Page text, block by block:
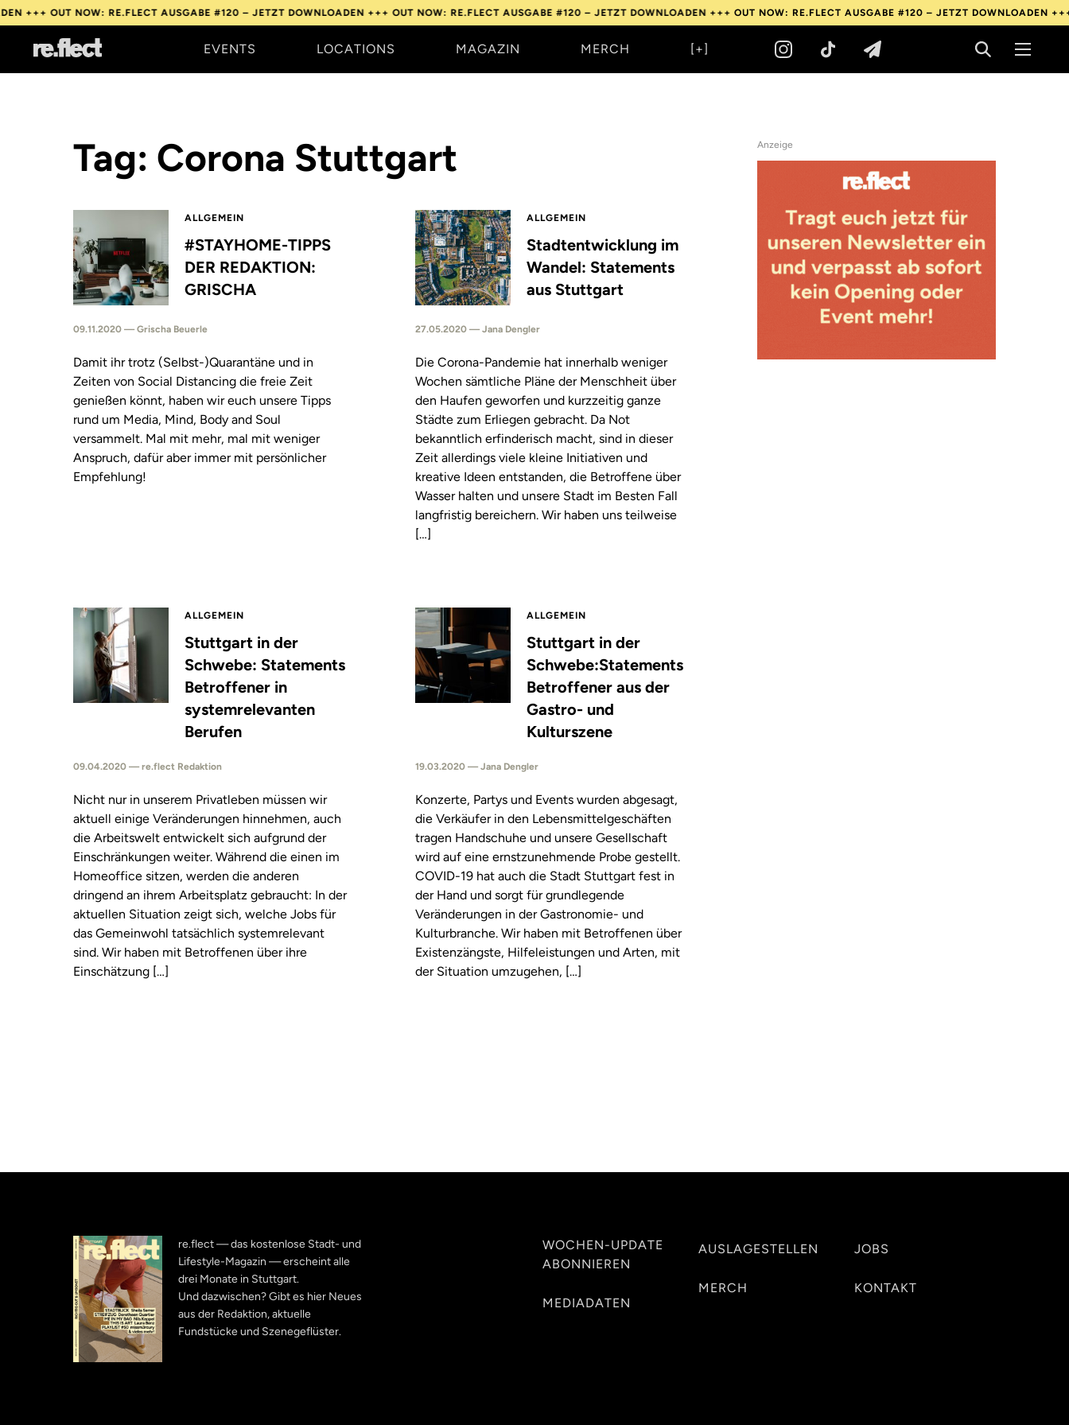
+++ OUT NOW: RE.FLECT AUSGABE #120 – JETZT DOWNLOADEN +++ OUT NOW: RE.FLECT AUSGABE #120 – JETZT DOWNLOADEN +++ OUT NOW: RE.FLECT AUSGABE #120 – JETZT DOWNLOADEN +++
EVENTS LOCATIONS MAGAZIN MERCH [+]
Tag: Corona Stuttgart
ALLGEMEIN
#STAYHOME-TIPPS
DER REDAKTION:
GRISCHA
09.11.2020 — Grischa Beuerle
Damit ihr trotz (Selbst-)Quarantäne und in
Zeiten von Social Distancing die freie Zeit
genießen könnt, haben wir euch unsere Tipps
rund um Media, Mind, Body and Soul
versammelt. Mal mit mehr, mal mit weniger
Anspruch, dafür aber immer mit persönlicher
Empfehlung!
ALLGEMEIN
Stadtentwicklung im
Wandel: Statements
aus Stuttgart
27.05.2020 — Jana Dengler
Die Corona-Pandemie hat innerhalb weniger
Wochen sämtliche Pläne der Menschheit über
den Haufen geworfen und kurzzeitig ganze
Städte zum Erliegen gebracht. Da Not
bekanntlich erfinderisch macht, sind in dieser
Zeit allerdings viele kleine Initiativen und
kreative Ideen entstanden, die Betroffene über
Wasser halten und unsere Stadt im Besten Fall
langfristig bereichern. Wir haben uns teilweise
[…]
ALLGEMEIN
Stuttgart in der
Schwebe: Statements
Betroffener in
systemrelevanten
Berufen
09.04.2020 — re.flect Redaktion
Nicht nur in unserem Privatleben müssen wir
aktuell einige Veränderungen hinnehmen, auch
die Arbeitswelt entwickelt sich aufgrund der
Einschränkungen weiter. Während die einen im
Homeoffice sitzen, werden die anderen
dringend an ihrem Arbeitsplatz gebraucht: In der
aktuellen Situation zeigt sich, welche Jobs für
das Gemeinwohl tatsächlich systemrelevant
sind. Wir haben mit Betroffenen über ihre
Einschätzung […]
ALLGEMEIN
Stuttgart in der
Schwebe:Statements
Betroffener aus der
Gastro- und
Kulturszene
19.03.2020 — Jana Dengler
Konzerte, Partys und Events wurden abgesagt,
die Verkäufer in den Lebensmittelgeschäften
tragen Handschuhe und unsere Gesellschaft
wird auf eine ernstzunehmende Probe gestellt.
COVID-19 hat auch die Stadt Stuttgart fest in
der Hand und sorgt für grundlegende
Veränderungen in der Gastronomie- und
Kulturbranche. Wir haben mit Betroffenen über
Existenzängste, Hilfeleistungen und Arten, mit
der Situation umzugehen, […]
Anzeige
re.flect — das kostenlose Stadt- und
Lifestyle-Magazin — erscheint alle
drei Monate in Stuttgart.
Und dazwischen? Gibt es hier Neues
aus der Redaktion, aktuelle
Fundstücke und Szenegeflüster.
WOCHEN-UPDATE
ABONNIEREN
MEDIADATEN
AUSLAGESTELLEN
MERCH
JOBS
KONTAKT